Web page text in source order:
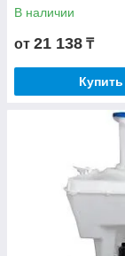
В наличии
от 21 138 ₸
Купить